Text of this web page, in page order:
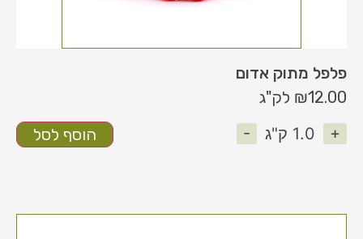
פלפל מתוק אדום
₪12.00
לק"ג
-
1.0 ק"ג + הוסף לסל